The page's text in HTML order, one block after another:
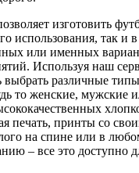
изготовить
использования, так и
или именных
Используя наш
выбрать различные
то женские, мужские
печать, принты со
на спине или в
– все это доступно